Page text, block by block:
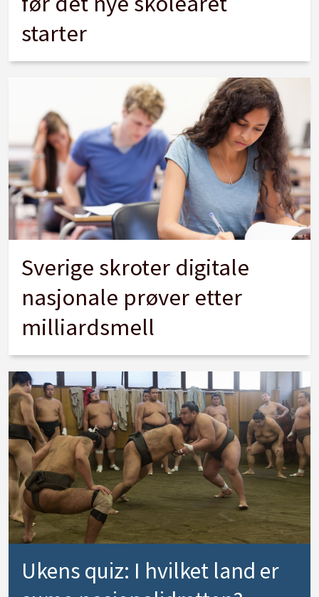
starter
Sverige skroter digitale
nasjonale prøver etter
milliardsmell
Ukens quiz: I hvilket land er